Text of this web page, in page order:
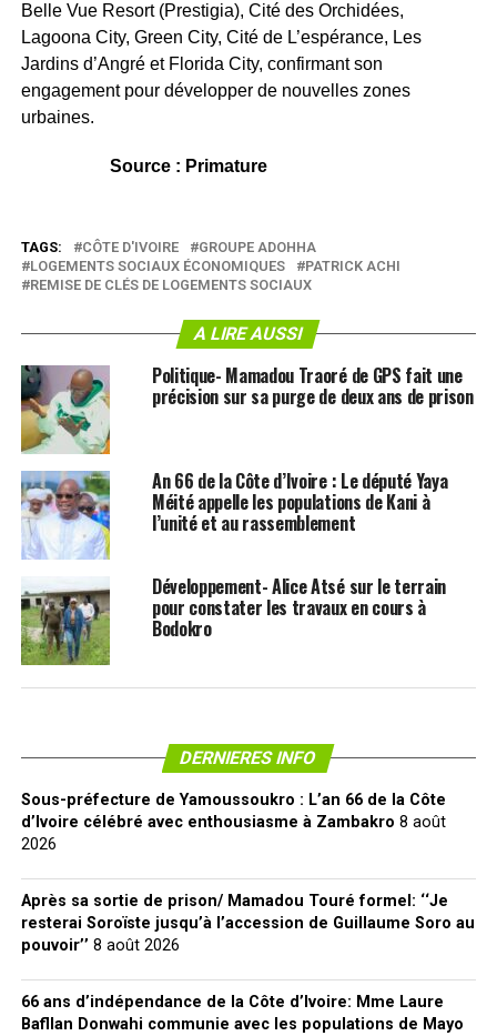
Belle Vue Resort (Prestigia), Cité des Orchidées,
Lagoona City, Green City, Cité de L’espérance, Les
Jardins d’Angré et Florida City, confirmant son
engagement pour développer de nouvelles zones
urbaines.
Source : Primature
TAGS: CÔTE D'IVOIRE
GROUPE ADOHHA
LOGEMENTS SOCIAUX ÉCONOMIQUES
PATRICK ACHI
REMISE DE CLÉS DE LOGEMENTS SOCIAUX
A LIRE AUSSI
Politique- Mamadou Traoré de GPS fait une
précision sur sa purge de deux ans de prison
An 66 de la Côte d’Ivoire : Le député Yaya
Méité appelle les populations de Kani à
l’unité et au rassemblement
Développement- Alice Atsé sur le terrain
pour constater les travaux en cours à
Bodokro
DERNIERES INFO
Sous-préfecture de Yamoussoukro : L’an 66 de la Côte
d’Ivoire célébré avec enthousiasme à Zambakro 8 août
2026
Après sa sortie de prison/ Mamadou Touré formel: ‘‘Je
resterai Soroïste jusqu’à l’accession de Guillaume Soro au
pouvoir’’ 8 août 2026
66 ans d’indépendance de la Côte d’Ivoire: Mme Laure
Bafllan Donwahi communie avec les populations de Mayo